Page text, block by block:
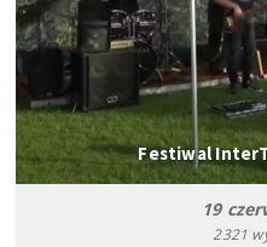
Festiwal
19
2321